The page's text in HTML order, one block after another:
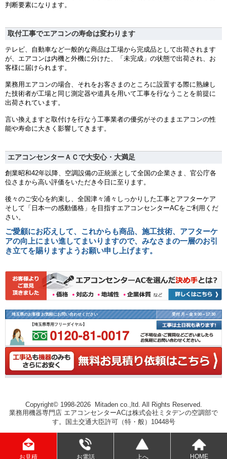
判断要素になります。
取付工事でエアコンの寿命は変わります
テレビ、自動車など一般的な商品は工場から完成品として出荷されます
が、エアコンは内機と外機に分けた、「未完成」の状態で出荷され、お
客様に届けられます。
業務用エアコンの場合、それをお客さまのところに設置する際に熟練し
た技術者が工場と同じ測定器や道具を用いて工事を行なうことを前提に
出荷されています。
言い換えますと取付けを行なう工事業者の優劣がそのままエアコンの性
能や寿命に大きく影響してきます。
エアコンセンターＡＣで大安心・大満足
創業昭和42年以降、空調設備の正統派として全国の企業さま、官公庁各
位さまから高い評価をいただき今日に至ります。
後々のご安心を約束し、全国津々浦々しっかりした工事とアフターケア
そして「日本一の感動価格」を目指すエアコンセンターACをご利用くだ
さい。
ご愛顧にお応えして、これからも商品、施工技術、アフターケ
アの向上にまい進してまいりますので、みなさまの一層のお引
き立てを賜りますようお願い申し上げます。
埼玉県のお客様 お気軽にお問い合わせください 受付 月～金 9:00～17:30
【埼玉県専用フリーダイヤル】
Copyright© 1998-2026 Mitaden co.,ltd. All Rights Reserved.
業務用機器専門店 エアコンセンターACは株式会社ミタデンの空調部で
す。国土交通大臣許可（特・般）10448号
お見積 お電話 上へ HOME